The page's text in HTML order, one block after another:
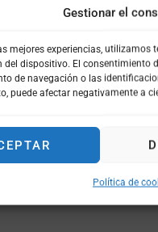
Gestionar el
mejores experiencias,
dispositivo. El consentimiento
de navegación o las
puede afectar negativamente a
Política de